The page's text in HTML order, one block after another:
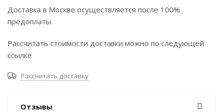
Доставка в Москве осуществляется после 100%
предоплаты.
Рассчитать стоимости доставки можно по следующей
ссылке
Рассчитать доставку
Отзывы